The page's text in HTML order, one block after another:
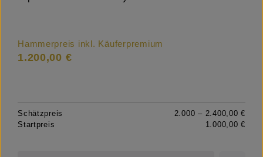
Hammerpreis inkl. Käuferpremium
1.200,00 €
Schätzpreis
2.000 – 2.400,00 €
Startpreis
1.000,00 €